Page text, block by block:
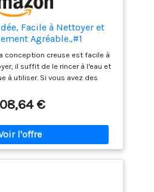
Facile à Nettoyer et
Agréable.,#1
conception creuse est facile à
il suffit de le rincer à l'eau et
à utiliser. Si vous avez des
de notre mieux pour répondre
vos besoins.
€